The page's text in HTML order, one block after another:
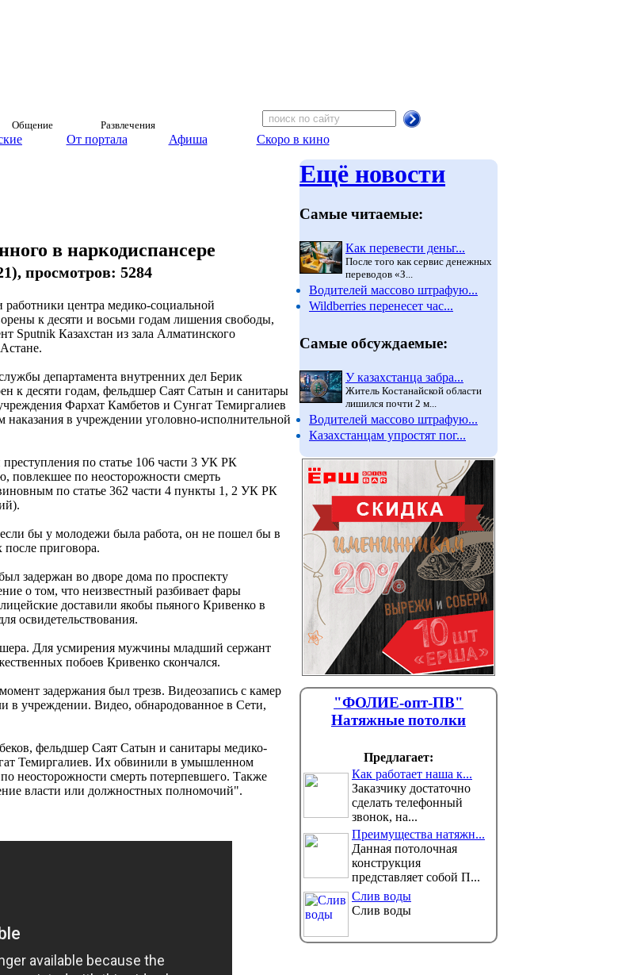
Общение Развлечения
От портала Афиша Скоро в кино
в наркодиспансере
просмотров: 5284
центра медико-социальной
к десяти и восьми годам лишения свободы,
Sputnik Казахстан из зала Алматинского
департамента внутренних дел Берик
к десяти годам, фельдшер Саят Сатын и санитары
Фархат Камбетов и Сунгат Темиргалиев
в учреждении уголовно-исполнительной
по статье 106 части 3 УК РК
повлекшее по неосторожности смерть
по статье 362 части 4 пункты 1, 2 УК РК
бы у молодежи была работа, он не пошел бы в
приговора.
задержан во дворе дома по проспекту
о том, что неизвестный разбивает фары
доставили якобы пьяного Кривенко в
освидетельствования.
Для усмирения мужчины младший сержант
побоев Кривенко скончался.
задержания был трезв. Видеозапись с камер
в учреждении. Видео, обнародованное в Сети,
фельдшер Саят Сатын и санитары медико-
Темиргалиев. Их обвинили в умышленном
неосторожности смерть потерпевшего. Также
власти или должностных полномочий".
Ещё новости
Самые читаемые:
Как перевести деньг...
После того как сервис денежных
переводов «З...
Водителей массово штрафую...
Wildberries перенесет час...
Самые обсуждаемые:
У казахстанца забра...
Житель Костанайской области
лишился почти 2 м...
Водителей массово штрафую...
Казахстанцам упростят пог...
"ФОЛИЕ-опт-ПВ"
Натяжные потолки
Предлагает:
Как работает наша к...
Заказчику достаточно
сделать телефонный
звонок, на...
Преимущества натяжн...
Данная потолочная
конструкция
представляет собой П...
Слив воды
Слив воды